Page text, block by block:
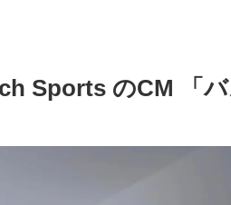
Sports のCM 「バ